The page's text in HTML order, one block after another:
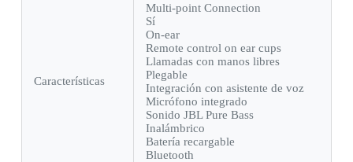
Características
Multi-point Connection
Sí
On-ear
Remote control on ear cups
Llamadas con manos libres
Plegable
Integración con asistente de voz
Micrófono integrado
Sonido JBL Pure Bass
Inalámbrico
Batería recargable
Bluetooth